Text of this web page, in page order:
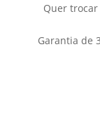
Quer trocar
Garantia de